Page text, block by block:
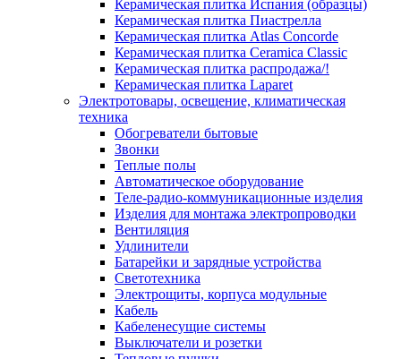
Керамическая плитка Испания (образцы)
Керамическая плитка Пиастрелла
Керамическая плитка Atlas Concorde
Керамическая плитка Ceramica Classic
Керамическая плитка распродажа/!
Керамическая плитка Laparet
Электротовары, освещение, климатическая
техника
Обогреватели бытовые
Звонки
Теплые полы
Автоматическое оборудование
Теле-радио-коммуникационные изделия
Изделия для монтажа электропроводки
Вентиляция
Удлинители
Батарейки и зарядные устройства
Светотехника
Электрощиты, корпуса модульные
Кабель
Кабеленесущие системы
Выключатели и розетки